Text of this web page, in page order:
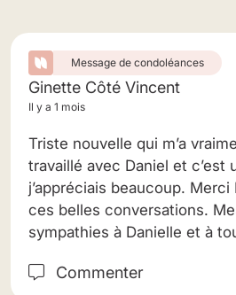
Message de condoléances
Ginette Côté Vincent
Il y a 1 mois
Triste nouvelle qui m’a
travaillé avec Daniel et c’est
j’appréciais beaucoup.
ces belles conversations.
sympathies à Danielle et à
Commenter